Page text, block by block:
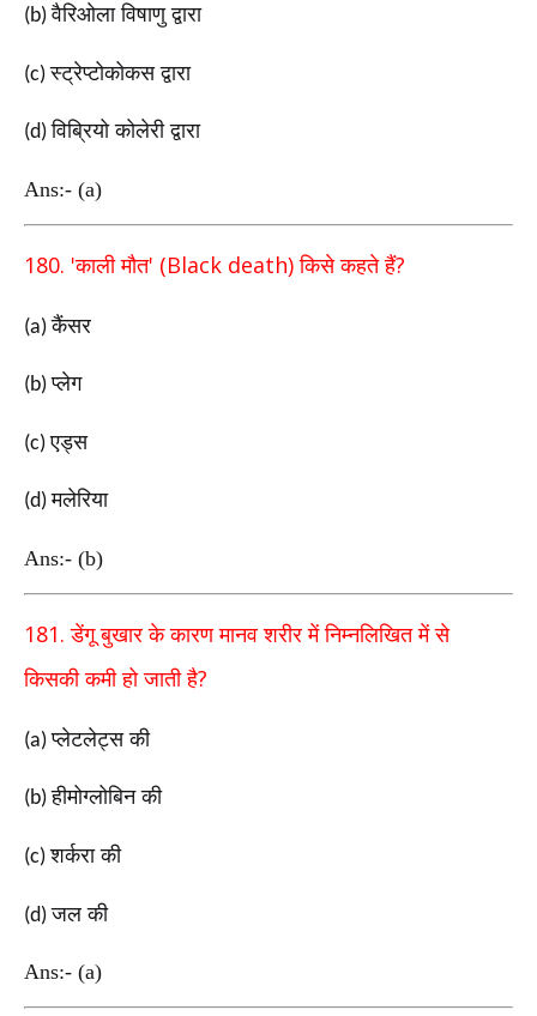
(b)वैरिओला विषाणु द्वारा
(c)स्ट्रेप्टोकोकस द्वारा
(d)विब्रियो कोलेरी द्वारा
Ans:- (a)
180. 'काली मौत' (Black death)किसे कहते हैं?
(a)कैंसर
(b)प्लेग
(c)एड्स
(d)मलेरिया
Ans:- (b)
181.डेंगू बुखार के कारण मानव शरीर में निम्नलिखित में से
किसकी कमी हो जाती है?
(a)प्लेटलेट्स की
(b)हीमोग्लोबिन की
(c)शर्करा की
(d)जल की
Ans:- (a)